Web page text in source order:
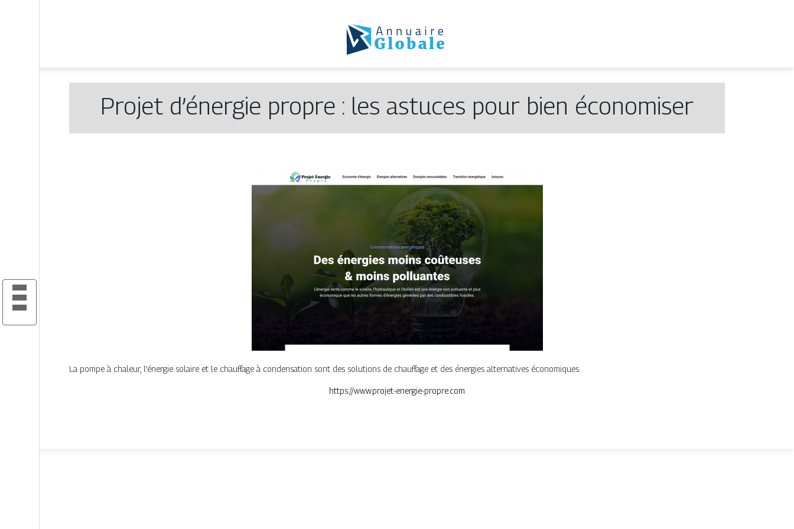
Projet d’énergie propre : les astuces pour bien économiser
La pompe à chaleur, l’énergie solaire et le chauffage à condensation sont des solutions de chauffage et des énergies alternatives économiques.
https://www.projet-energie-propre.com